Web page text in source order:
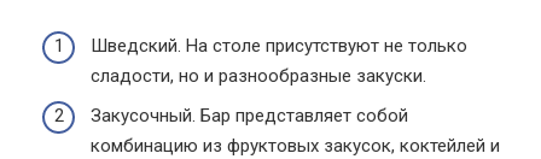
Шведский. На столе присутствуют не только
сладости, но и разнообразные закуски.
Закусочный. Бар представляет собой
комбинацию из фруктовых закусок, коктейлей и